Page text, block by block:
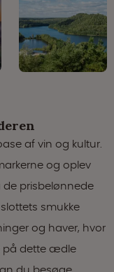
af vin og kultur.
og oplev
de prisbelønnede
smukke
og haver, hvor
på dette ædle